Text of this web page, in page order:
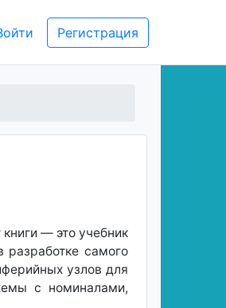
Регистрация
— это учебник
самого
узлов для
с номиналами,